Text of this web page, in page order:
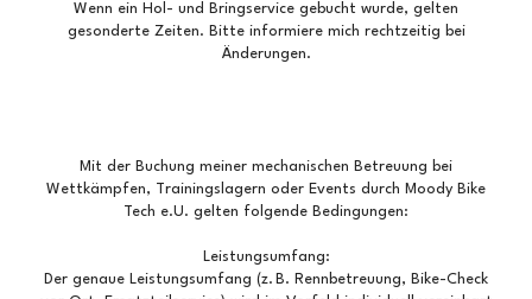
Wenn ein Hol- und Bringservice gebucht wurde, gelten
gesonderte Zeiten. Bitte informiere mich rechtzeitig bei
Änderungen.
Mit der Buchung meiner mechanischen Betreuung bei
Wettkämpfen, Trainingslagern oder Events durch Moody Bike
Tech e.U. gelten folgende Bedingungen:
Leistungsumfang:
Der genaue Leistungsumfang (z. B. Rennbetreuung, Bike-Check